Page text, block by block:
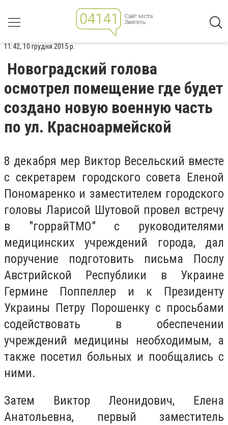
11:42, 10 грудня 2015 р.
Новоградский голова
осмотрел помещение где будет
создано новую военную часть
по ул. Красноармейской
8 декабря мер Виктор Весельский вместе
с секретарем городского совета Еленой
Пономаренко и заместителем городского
головы Ларисой Шутовой провел встречу
в "горрайТМО" с руководителями
медицинских учреждений города, дал
поручение подготовить письма Послу
Австрийской Республики в Украине
Гермине Поппеллер и к Президенту
Украины Петру Порошенку с просьбами
содействовать в обеспечении
учреждений медицины необходимым, а
также посетил больных и пообщались с
ними.
Затем Виктор Леонидович, Елена
Анатольевна, первый заместитель